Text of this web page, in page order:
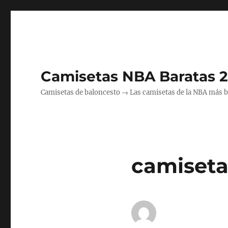
Camisetas NBA Baratas
Camisetas de baloncesto → Las camisetas de la NBA más